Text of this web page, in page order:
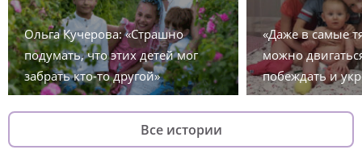
Ольга Кучерова: «Страшно
подумать, что этих детей мог
забрать кто-то другой»
«Даже в самые
можно
побеждать и
Все истории